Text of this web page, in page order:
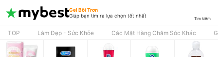
Gel Bôi Trơn
Giúp bạn tìm ra lựa chọn tốt nhất
Tìm kiếm
TOP Làm Đẹp - Sức Khỏe Các Mặt Hàng Chăm Sóc Khác